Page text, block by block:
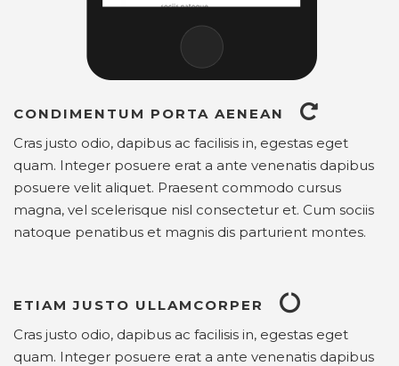
CONDIMENTUM PORTA AENEAN
Cras justo odio, dapibus ac facilisis in, egestas eget
quam. Integer posuere erat a ante venenatis dapibus
posuere velit aliquet. Praesent commodo cursus
magna, vel scelerisque nisl consectetur et. Cum sociis
natoque penatibus et magnis dis parturient montes.
ETIAM JUSTO ULLAMCORPER
Cras justo odio, dapibus ac facilisis in, egestas eget
quam. Integer posuere erat a ante venenatis dapibus